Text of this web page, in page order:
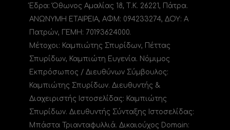
Έδρα: Όθωνος Αμαλίας 18, Τ.Κ. 26221, Πάτρα.
ΑΝΩΝΥΜΗ ΕΤΑΙΡΕΙΑ, ΑΦΜ: 094233274, ΔΟΥ: A
Πατρών, ΓΕΜΗ: 70193624000.
Μέτοχοι: Καμπιώτης Σπυρίδων, Πέττας
Σπυρίδων, Καμπιώτη Ευγενία. Νόμιμος
Εκπρόσωπος / Διευθύνων Σύμβουλος:
Καμπιώτης Σπυρίδων. Διευθυντής &
Διαχειριστής Ιστοσελίδας: Καμπιώτης
Σπυρίδων. Διευθυντής Σύνταξης Ιστοσελίδας:
Μπάστα Τριανταφυλλιά. Δικαιούχος Domain: